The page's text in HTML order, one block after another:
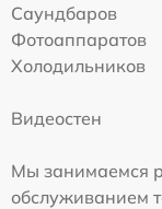
Саундбаров
Фотоаппаратов
Холодильников
Видеостен
Мы занимаемся
обслуживанием